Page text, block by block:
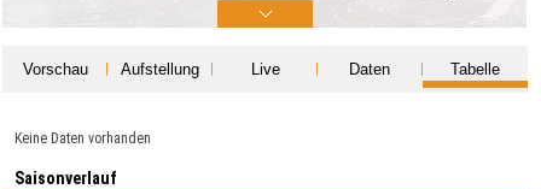
Vorschau Aufstellung Live Daten Tabelle
Keine Daten vorhanden
Saisonverlauf